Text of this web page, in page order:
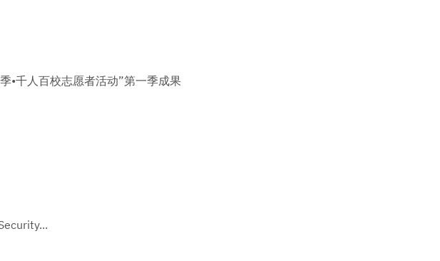
•千人百校志愿者活动”第一季成果